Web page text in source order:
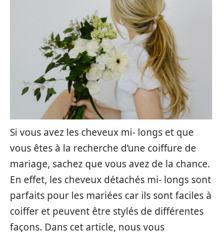
Si vous avez les cheveux mi- longs et que
vous êtes à la recherche d’une coiffure de
mariage, sachez que vous avez de la chance.
En effet, les cheveux détachés mi- longs sont
parfaits pour les mariées car ils sont faciles à
coiffer et peuvent être stylés de différentes
façons. Dans cet article, nous vous